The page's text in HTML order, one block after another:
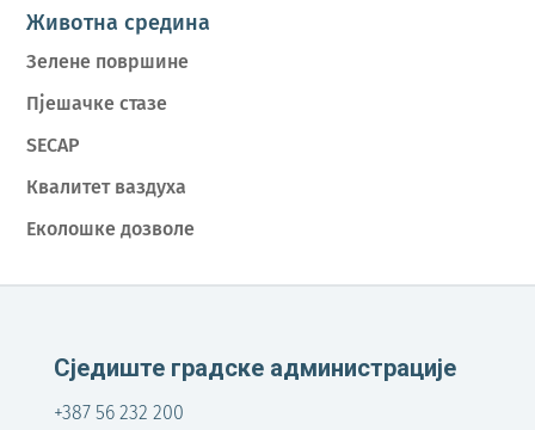
Животна средина
Зелене површине
Пјешачке стазе
SECAP
Квалитет ваздуха
Еколошке дозволе
Сједиште градске администрације
+387 56 232 200